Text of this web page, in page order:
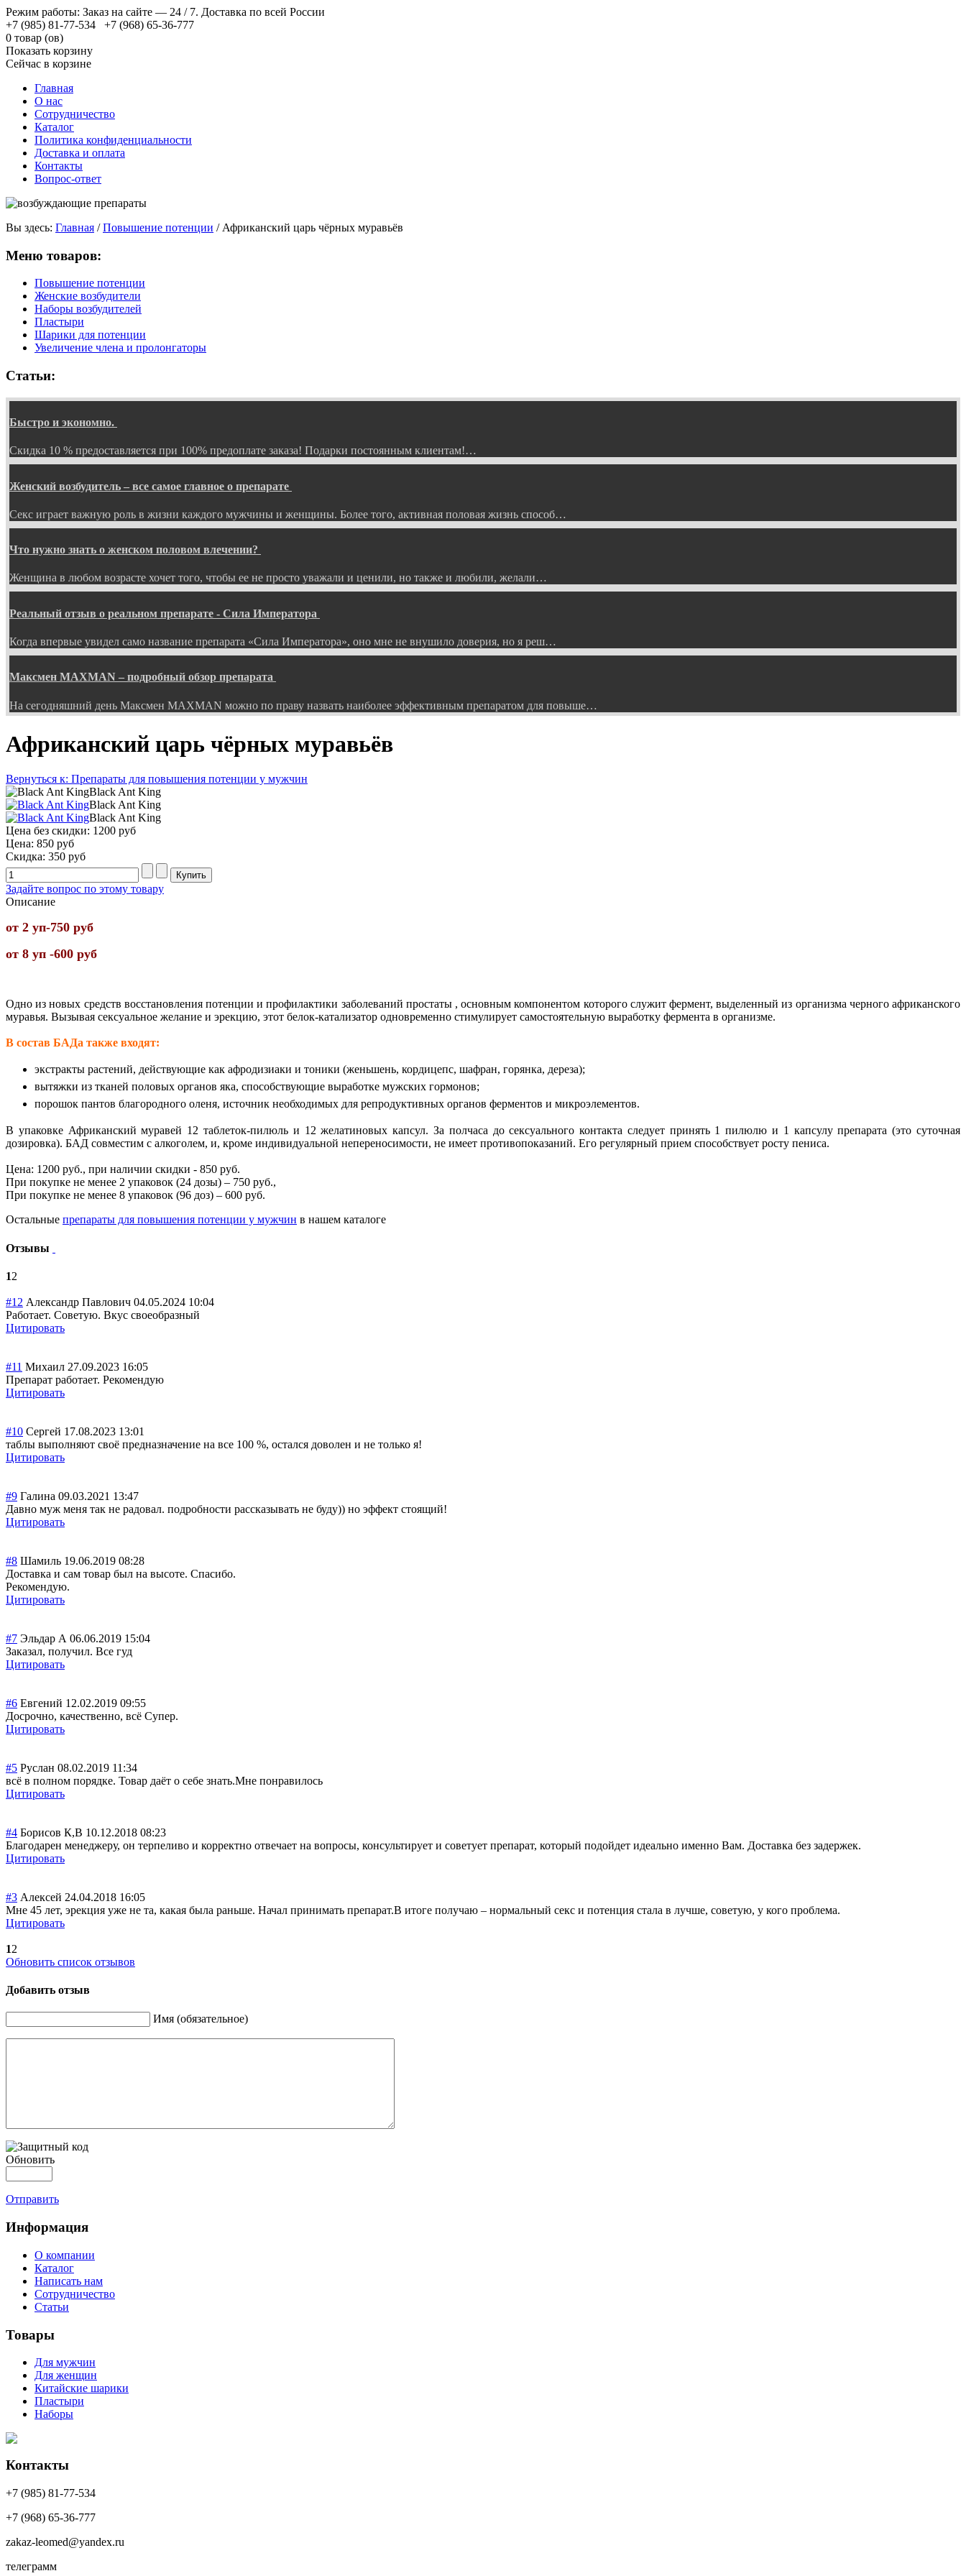
Режим работы: Заказ на сайте — 24 / 7. Доставка по всей России
+7 (985) 81-77-534 +7 (968) 65-36-777
0 товар (ов)
Показать корзину
Сейчас в корзине
Главная
О нас
Сотрудничество
Каталог
Политика конфиденциальности
Доставка и оплата
Контакты
Вопрос-ответ
Вы здесь: Главная /Повышение потенции / Африканский царь чёрных муравьёв
Меню товаров:
Повышение потенции
Женские возбудители
Наборы возбудителей
Пластыри
Шарики для потенции
Увеличение члена и пролонгаторы
Статьи:
Быстро и экономно.
Скидка 10 % предоставляется при 100% предоплате заказа! Подарки постоянным клиентам!…
Женский возбудитель – все самое главное о препарате
Секс играет важную роль в жизни каждого мужчины и женщины. Более того, активная половая жизнь способ…
Что нужно знать о женском половом влечении?
Женщина в любом возрасте хочет того, чтобы ее не просто уважали и ценили, но также и любили, желали…
Реальный отзыв о реальном препарате - Сила Императора
Когда впервые увидел само название препарата «Сила Императора», оно мне не внушило доверия, но я реш…
Максмен MAXMAN – подробный обзор препарата
На сегодняшний день Максмен MAXMAN можно по праву назвать наиболее эффективным препаратом для повыше…
Африканский царь чёрных муравьёв
Вернуться к: Препараты для повышения потенции у мужчин
Black Ant King
Black Ant King
Black Ant King
Цена без скидки: 1200 руб
Цена: 850 руб
Скидка: 350 руб
Задайте вопрос по этому товару
Описание
от 2 уп-750 руб
от 8 уп -600 руб
Одно из новых средств восстановления потенции и профилактики заболеваний простаты , основным компонентом которого служит фермент, выделенный из организма черного африканского
муравья. Вызывая сексуальное желание и эрекцию, этот белок-катализатор одновременно стимулирует самостоятельную выработку фермента в организме.
В состав БАДа также входят:
экстракты растений, действующие как афродизиаки и тоники (женьшень, кордицепс, шафран, горянка, дереза);
вытяжки из тканей половых органов яка, способствующие выработке мужских гормонов;
порошок пантов благородного оленя, источник необходимых для репродуктивных органов ферментов и микроэлементов.
В упаковке Африканский муравей 12 таблеток-пилюль и 12 желатиновых капсул. За полчаса до сексуального контакта следует принять 1 пилюлю и 1 капсулу препарата (это суточная
дозировка). БАД совместим с алкоголем, и, кроме индивидуальной непереносимости, не имеет противопоказаний. Его регулярный прием способствует росту пениса.
Цена: 1200 руб., при наличии скидки - 850 руб.
При покупке не менее 2 упаковок (24 дозы) – 750 руб.,
При покупке не менее 8 упаковок (96 доз) – 600 руб.
Остальные препараты для повышения потенции у мужчин в нашем каталоге
Отзывы
12
#12 Александр Павлович 04.05.2024 10:04
Работает. Советую. Вкус своеобразный
Цитировать
#11 Михаил 27.09.2023 16:05
Препарат работает. Рекомендую
Цитировать
#10 Сергей 17.08.2023 13:01
таблы выполняют своё предназначение на все 100 %, остался доволен и не только я!
Цитировать
#9 Галина 09.03.2021 13:47
Давно муж меня так не радовал. подробности рассказывать не буду)) но эффект стоящий!
Цитировать
#8 Шамиль 19.06.2019 08:28
Доставка и сам товар был на высоте. Спасибо.
Рекомендую.
Цитировать
#7 Эльдар А 06.06.2019 15:04
Заказал, получил. Все гуд
Цитировать
#6 Евгений 12.02.2019 09:55
Досрочно, качественно, всё Супер.
Цитировать
#5 Руслан 08.02.2019 11:34
всё в полном порядке. Товар даёт о себе знать.Мне понравилось
Цитировать
#4 Борисов К,В 10.12.2018 08:23
Благодарен менеджеру, он терпеливо и корректно отвечает на вопросы, консультирует и советует препарат, который подойдет идеально именно Вам. Доставка без задержек.
Цитировать
#3 Алексей 24.04.2018 16:05
Мне 45 лет, эрекция уже не та, какая была раньше. Начал принимать препарат.В итоге получаю – нормальный секс и потенция стала в лучше, советую, у кого проблема.
Цитировать
12
Обновить список отзывов
Добавить отзыв
Имя (обязательное)
Обновить
Отправить
Информация
О компании
Каталог
Написать нам
Сотрудничество
Статьи
Товары
Для мужчин
Для женщин
Китайские шарики
Пластыри
Наборы
Контакты
+7 (985) 81-77-534
+7 (968) 65-36-777
zakaz-leomed@yandex.ru
телеграмм